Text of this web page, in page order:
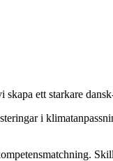
ett starkare
i